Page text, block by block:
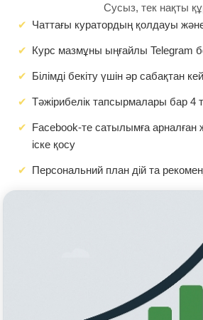
Сусыз, тек нақты
Чаттағы куратордың қолдауы
Курс мазмұны ыңғайлы Telegram
Білімді бекіту үшін әр сабақтан
Тәжірибелік тапсырмалары бар 4
Facebook-те сатылымға
іске қосу
Персональний план дій та